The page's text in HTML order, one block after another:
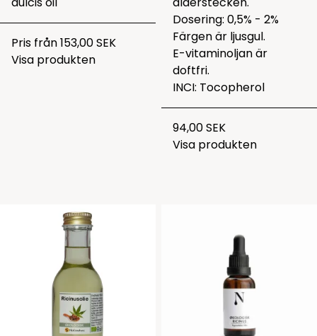
Pris från153,00 SEK
Visa produkten
Dosering: 0,5% - 2%
Färgen är ljusgul.
E-vitaminoljan är
doftfri.
INCI: Tocopherol
94,00 SEK
Visa produkten